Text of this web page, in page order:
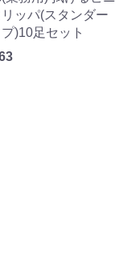
ッパ(スタンダー
プ)10足セット